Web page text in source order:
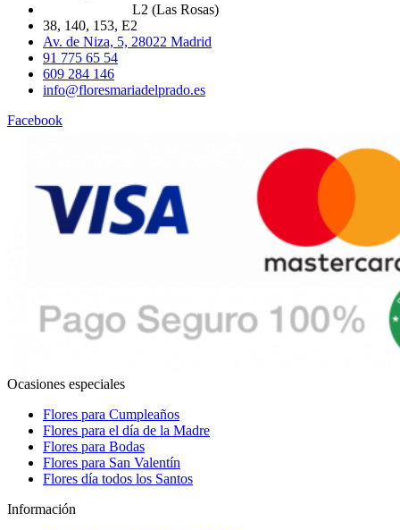
L2 (Las Rosas)
38, 140, 153, E2
Av. de Niza, 5, 28022 Madrid
91 775 65 54
609 284 146
info@floresmariadelprado.es
Facebook
Ocasiones especiales
Flores para Cumpleaños
Flores para el día de la Madre
Flores para Bodas
Flores para San Valentín
Flores día todos los Santos
Información